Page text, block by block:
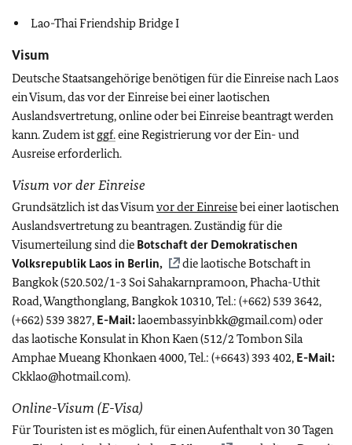
Lao-Thai Friendship Bridge I
Visum
Deutsche Staatsangehörige benötigen für die Einreise nach Laos
ein Visum, das vor der Einreise bei einer laotischen
Auslandsvertretung, online oder bei Einreise beantragt werden
kann. Zudem istggf.eine Registrierung vor der Ein- und
Ausreise erforderlich.
Visum vor der Einreise
Grundsätzlich ist das Visumvor der Einreisebei einer laotischen
Auslandsvertretung zu beantragen. Zuständig für die
Visumerteilung sind die Botschaft der Demokratischen
Volksrepublik Laos in Berlin,
die laotische Botschaft in
Bangkok (520.502/1-3 Soi Sahakarnpramoon, Phacha-Uthit
Road, Wangthonglang, Bangkok 10310, Tel.: (+662) 539 3642,
(+662) 539 3827, E-Mail:laoembassyinbkk@gmail.com) oder
das laotische Konsulat in Khon Kaen (512/2 Tombon Sila
Amphae Mueang Khonkaen 4000, Tel.: (+6643) 393 402, E-Mail:
Ckklao@hotmail.com).
Online-Visum (E-Visa)
Für Touristen ist es möglich, für einen Aufenthalt von 30 Tagen